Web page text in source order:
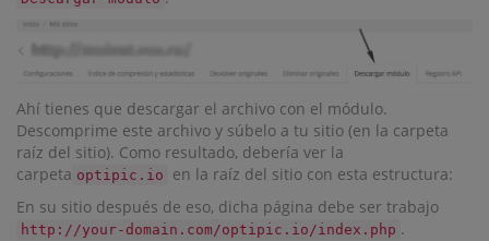
Ahí tienes que descargar el archivo con el módulo.
Descomprime este archivo y súbelo a tu sitio (en la carpeta
raíz del sitio). Como resultado, debería ver la
carpeta optipic.io
en la raíz del sitio con esta estructura:
En su sitio después de eso, dicha página debe ser trabajo
http://your-domain.com/optipic.io/index.php .